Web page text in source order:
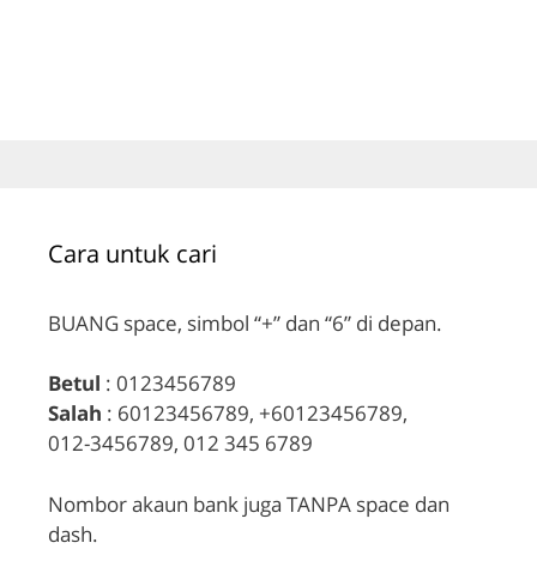
Cara untuk cari
BUANG space, simbol “+” dan “6” di depan.
Betul : 0123456789
Salah : 60123456789, +60123456789,
012-3456789, 012 345 6789
Nombor akaun bank juga TANPA space dan
dash.